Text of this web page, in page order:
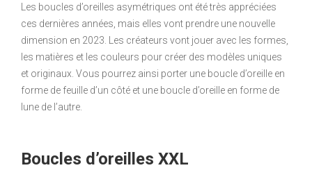
Les boucles d’oreilles asymétriques ont été très appréciées
ces dernières années, mais elles vont prendre une nouvelle
dimension en 2023. Les créateurs vont jouer avec les formes,
les matières et les couleurs pour créer des modèles uniques
et originaux. Vous pourrez ainsi porter une boucle d’oreille en
forme de feuille d’un côté et une boucle d’oreille en forme de
lune de l’autre.
Boucles d’oreilles XXL